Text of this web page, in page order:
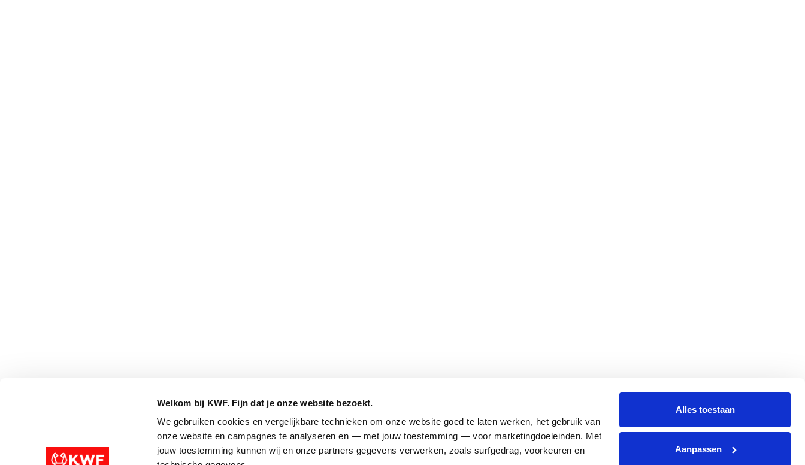
Welkom bij KWF. Fijn dat je onze website bezoekt.
We gebruiken cookies en vergelijkbare technieken om onze website goed te laten werken, het gebruik van
onze website en campagnes te analyseren en — met jouw toestemming — voor marketingdoeleinden. Met
jouw toestemming kunnen wij en onze partners gegevens verwerken, zoals surfgedrag, voorkeuren en
Alles toestaan
Aanpassen